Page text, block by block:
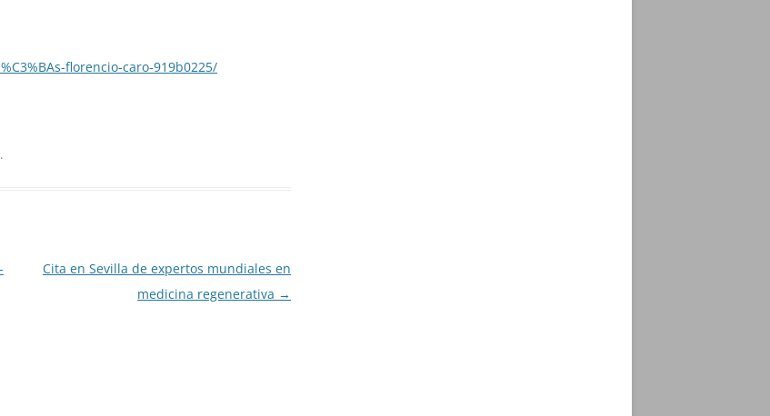
florencio-caro-919b0225/
.
Cita en Sevilla de expertos mundiales en
medicina regenerativa →